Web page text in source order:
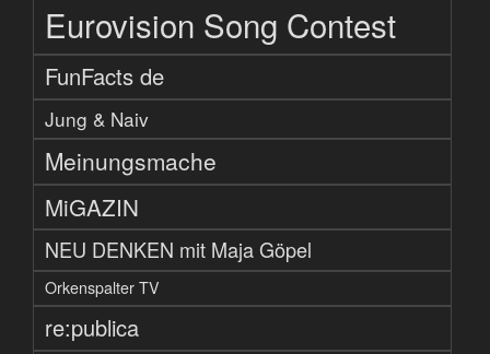
Eurovision Song Contest
FunFacts de
Jung & Naiv
Meinungsmache
MiGAZIN
NEU DENKEN mit Maja Göpel
Orkenspalter TV
re:publica